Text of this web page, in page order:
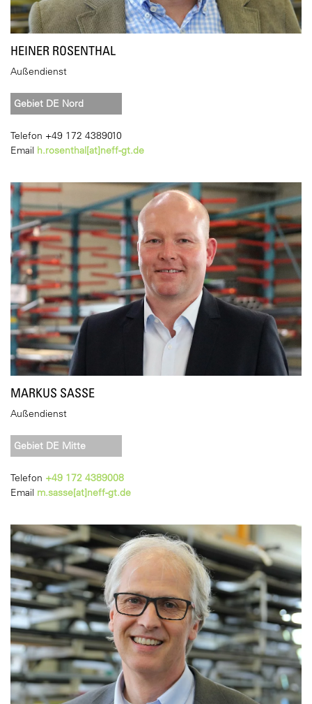
HEINER ROSENTHAL
Außendienst
Gebiet DE Nord
Telefon +49 172 4389010
Email h.rosenthal[at]neff-gt.de
MARKUS SASSE
Außendienst
Gebiet DE Mitte
Telefon +49 172 4389008
Email m.sasse[at]neff-gt.de